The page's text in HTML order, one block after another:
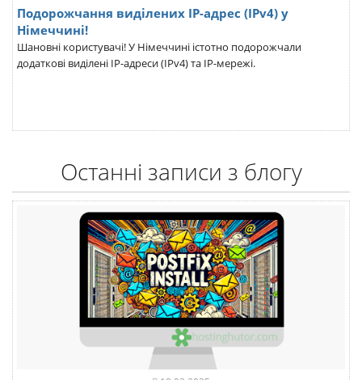
Подорожчання виділених IP-адрес (IPv4) у
Німеччині!
Шановні користувачі! У Німеччині істотно подорожчали
додаткові виділені IP-адреси (IPv4) та IP-мережі.
Останні записи з блогу